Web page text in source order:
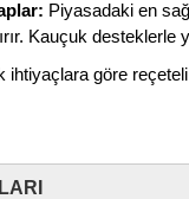
Piyasadaki en
Kauçuk desteklerle
ihtiyaçlara göre